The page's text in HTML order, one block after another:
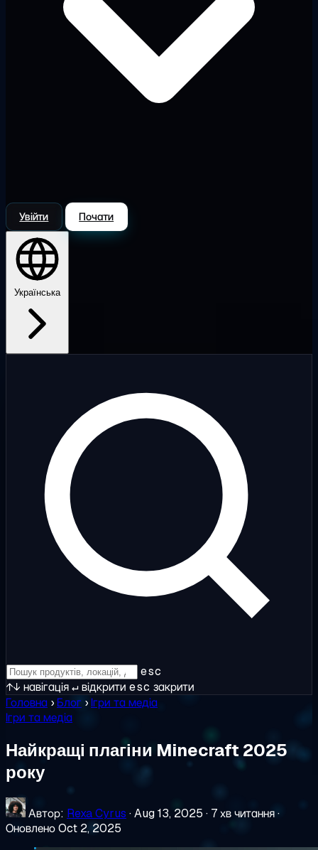
Увійти Почати
Українська
esc
↑↓ навігація↵відкрити esc закрити
Головна ›Блог ›Ігри та медіа
Ігри та медіа
Найкращі плагіни Minecraft 2025
року
Автор: Rexa Cyrus ·Aug 13, 2025 · 7 хв читання·
Оновлено Oct 2, 2025